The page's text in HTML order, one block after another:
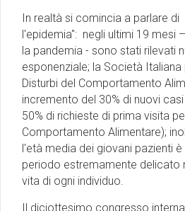
In realtà si comincia a parlare
l'epidemia": negli ultimi 19 mesi
la pandemia - sono stati rilevati
esponenziale; la Società
Disturbi del Comportamento
incremento del 30% di nuovi
50% di richieste di prima visita
Comportamento Alimentare);
l'età media dei giovani pazienti
periodo estremamente delicato
vita di ogni individuo.
Il diciottesimo congresso